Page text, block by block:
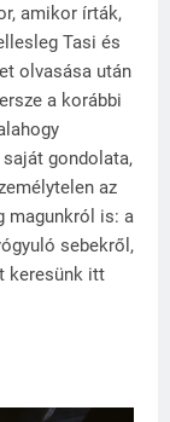
amikor írták,
Tasi és
olvasása után
a korábbi
gondolata,
az
magunkról is: a
sebekről,
keresünk itt